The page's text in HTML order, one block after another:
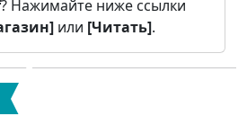
? Нажимайте ниже ссылки
или [Читать].